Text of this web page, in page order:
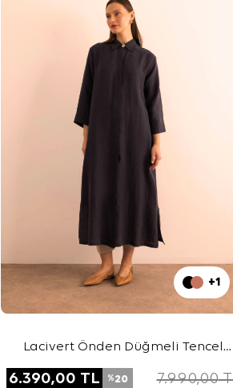
+1
Lacivert Önden Düğmeli Tencel
6.390,00 TL %20 7.990,00